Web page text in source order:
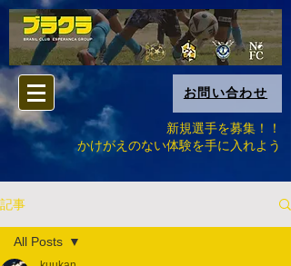
お問い合わせ
新規選手を募集！！
​かけがえのない体験を手に入れよう
記事
All Posts